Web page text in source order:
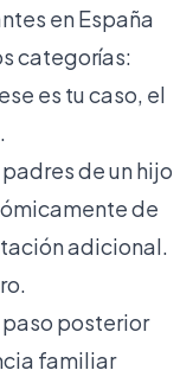
en España
categorías:
es tu caso, el
de un hijo
de
adicional.
paso posterior
familiar